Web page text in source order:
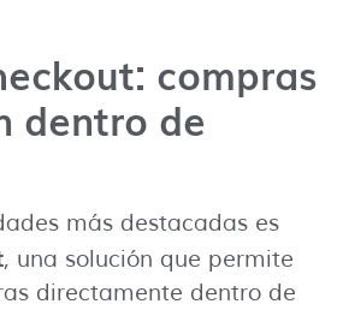
compras
dentro de
más destacadas es
, una solución que permite
directamente dentro de